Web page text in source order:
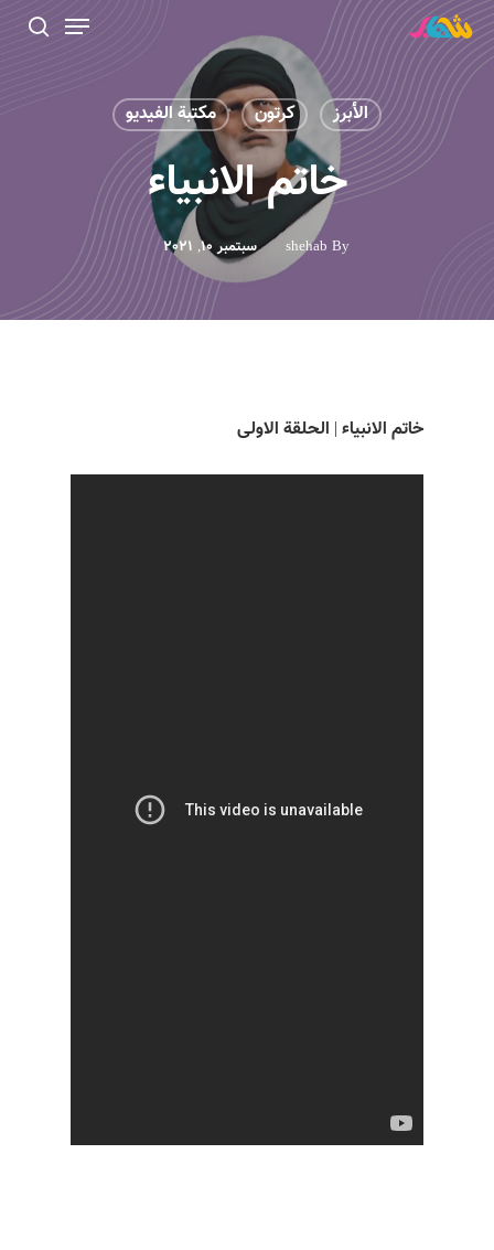
Hit enter to search or ESC to close
الأبرز کرتون مكتبة الفيديو
خاتم الانبياء
By
shehab سبتمبر 10, 2021
خاتم الانبياء | الحلقة الاولى